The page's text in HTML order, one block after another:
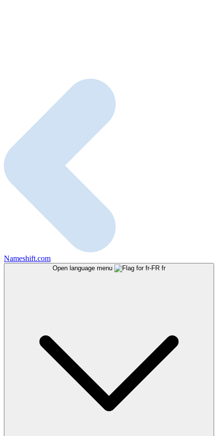
Nameshift.com
Open language menu fr